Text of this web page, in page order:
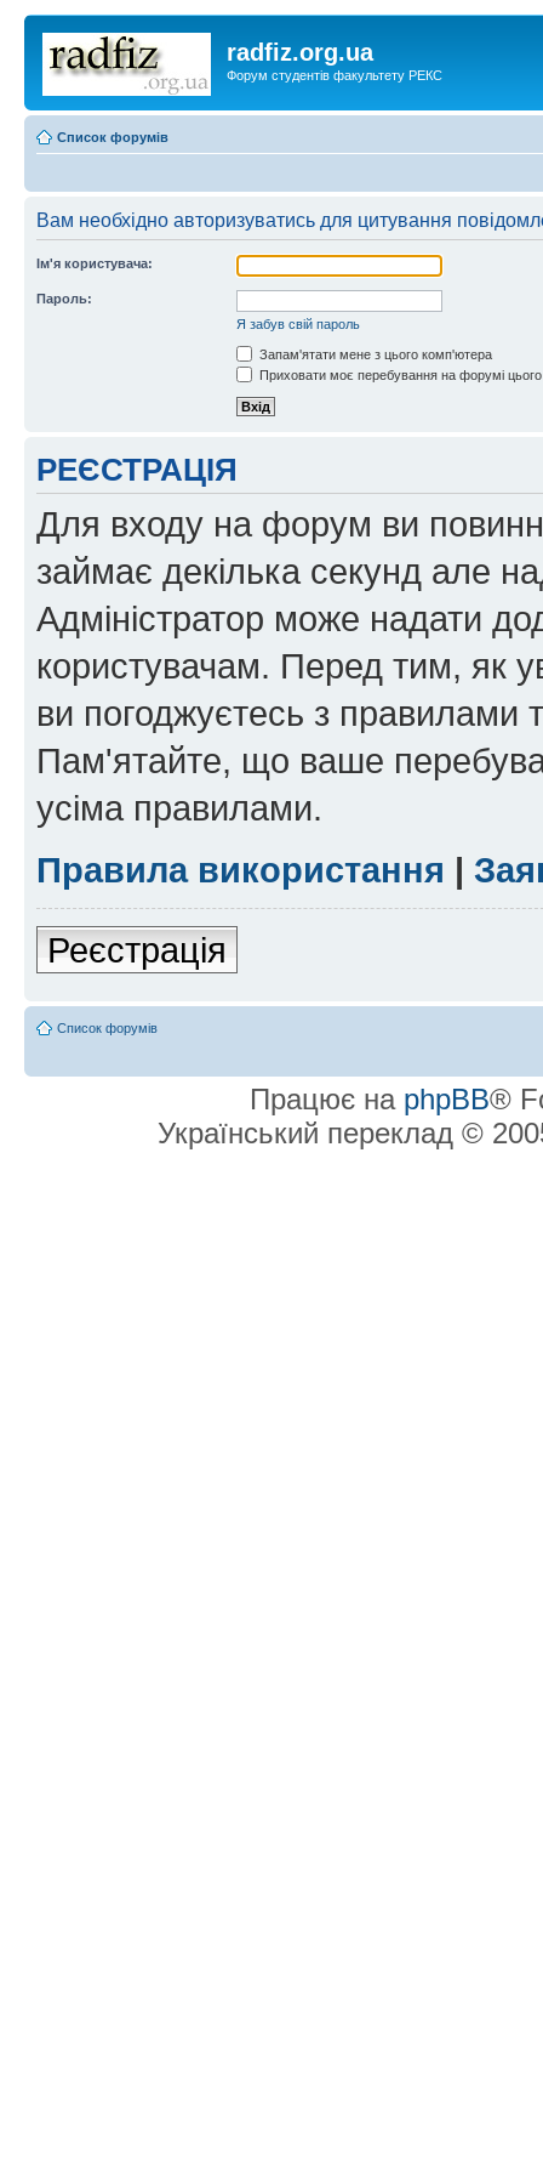
radfiz.org.ua
Форум студентів факультету РЕКС
Список форумів
Вам необхідно авторизуватись для цитування
Ім'я користувача:
Пароль:
Я забув свій пароль
Запам'ятати мене з цього комп'ютера
Приховати моє перебування на форумі
РЕЄСТРАЦІЯ
Для входу на форум ви
займає декілька секунд але
Адміністратор може надати
користувачам. Перед тим, як
ви погоджуєтесь з правилами
Пам'ятайте, що ваше
усіма правилами.
Правила використання |
Реєстрація
Список форумів
Працює на phpBB®
Український переклад ©